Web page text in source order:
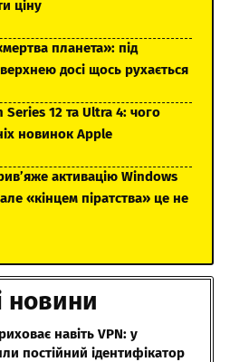
ціну
планета»: під
досі щось рухається
Series 12 та Ultra 4: чого
новинок Apple
активацію Windows
«кінцем піратства» це не
новини
навіть VPN: у
постійний ідентифікатор